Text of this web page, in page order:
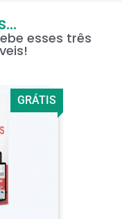
esses três
GRÁTIS